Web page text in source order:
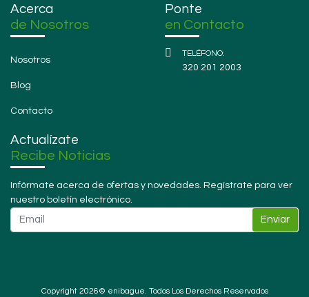
Acerca
de Nosotros
Nosotros
Blog
Contacto
Ponte
en Contacto
320 201 2003
Actualízate
Recibe Noticias
Infórmate acerca de ofertas y novedades. Regístrate para ver
nuestro boletín electrónico.
Enviar
Copyright 2026© enibague. Todos Los Derechos Reservados